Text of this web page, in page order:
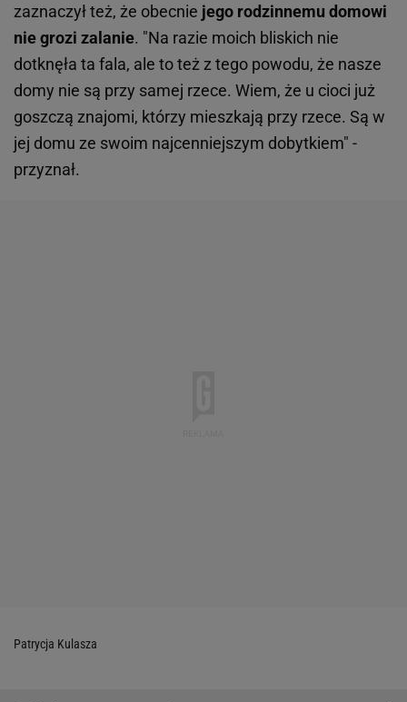
zaznaczył też, że obecnie jego rodzinnemu domowi
nie grozi zalanie. "Na razie moich bliskich nie
dotknęła ta fala, ale to też z tego powodu, że nasze
domy nie są przy samej rzece. Wiem, że u cioci już
goszczą znajomi, którzy mieszkają przy rzece. Są w
jej domu ze swoim najcenniejszym dobytkiem" -
przyznał.
Patrycja Kulasza